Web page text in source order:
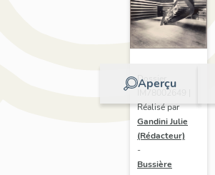
Aperçu
Dossier
IM78002649 |
Réalisé par
Gandini Julie
(Rédacteur)
-
Bussière